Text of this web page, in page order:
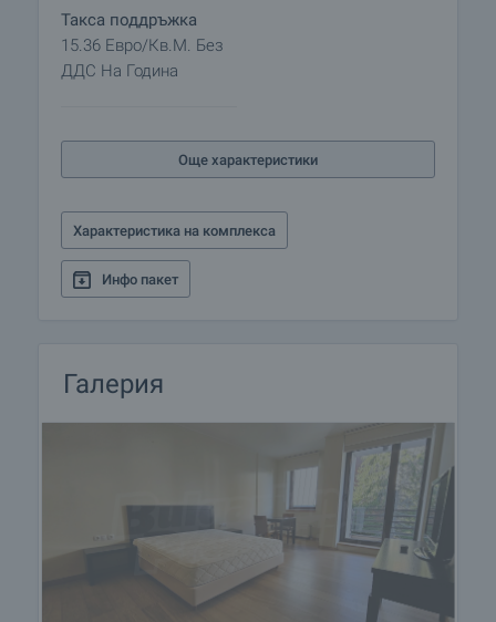
Можем да организираме оглед на имота в
удобно за вас време. За целта, свържете се с
отговорния за офертата брокер и му кажете
Резервация на имота
Имотът може да бъде резервиран и свален от
което се прекратява провеждането на огледи с
други купувачи и започва подготовка на
документите за сключване на предварителен и
окончателен договор. Свържете се с отговорния
Такса поддръжка
15.36 Евро/кв.м. Без
ДДС На Година
Още характеристики
Характеристика на комплекса
Инфо пакет
Галерия